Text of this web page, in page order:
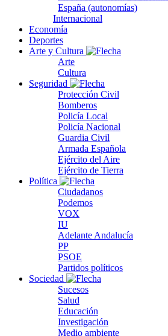
España (autonomías)
Internacional
Economía
Deportes
Arte y Cultura
Arte
Cultura
Seguridad
Protección Civil
Bomberos
Policía Local
Policía Nacional
Guardia Civil
Armada Española
Ejército del Aire
Ejército de Tierra
Política
Ciudadanos
Podemos
VOX
IU
Adelante Andalucía
PP
PSOE
Partidos políticos
Sociedad
Sucesos
Salud
Educación
Investigación
Medio ambiente